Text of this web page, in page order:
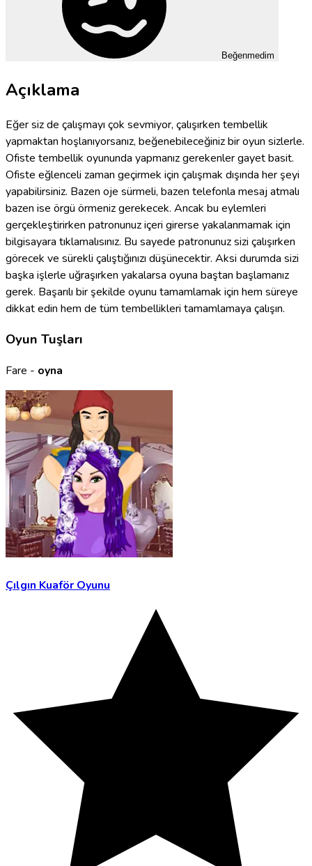
Beğenmedim
Açıklama
Eğer siz de çalışmayı çok sevmiyor, çalışırken tembellik
yapmaktan hoşlanıyorsanız, beğenebileceğiniz bir oyun sizlerle.
Ofiste tembellik oyununda yapmanız gerekenler gayet basit.
Ofiste eğlenceli zaman geçirmek için çalışmak dışında her şeyi
yapabilirsiniz. Bazen oje sürmeli, bazen telefonla mesaj atmalı
bazen ise örgü örmeniz gerekecek. Ancak bu eylemleri
gerçekleştirirken patronunuz içeri girerse yakalanmamak için
bilgisayara tıklamalısınız. Bu sayede patronunuz sizi çalışırken
görecek ve sürekli çalıştığınızı düşünecektir. Aksi durumda sizi
başka işlerle uğraşırken yakalarsa oyuna baştan başlamanız
gerek. Başarılı bir şekilde oyunu tamamlamak için hem süreye
dikkat edin hem de tüm tembellikleri tamamlamaya çalışın.
Oyun Tuşları
Fare - oyna
Çılgın Kuaför Oyunu